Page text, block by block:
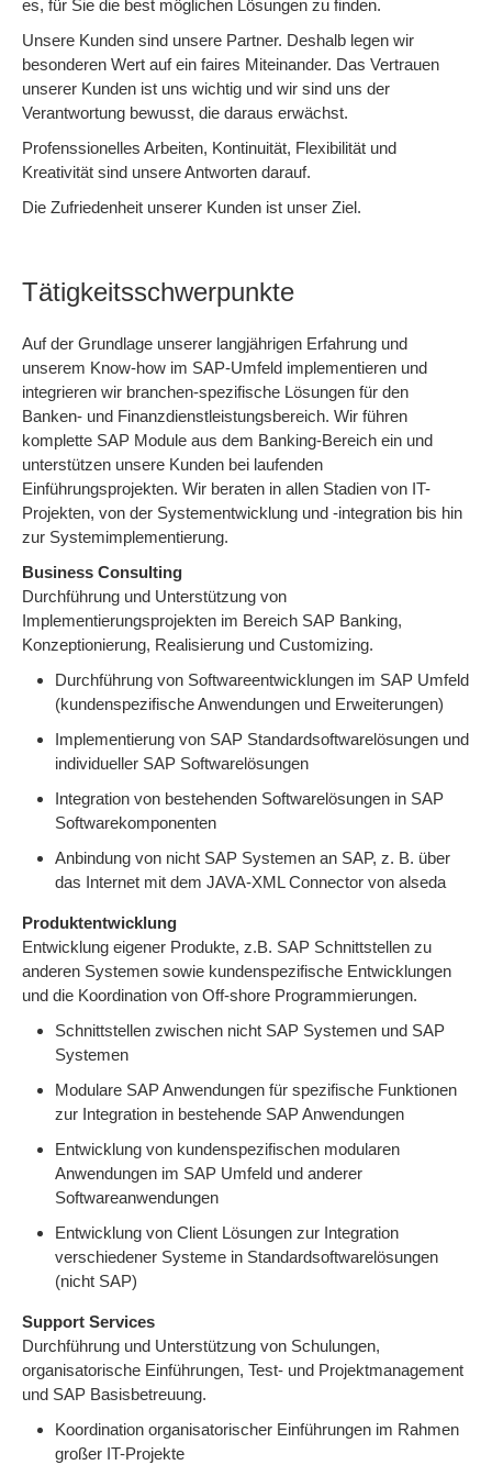
es, für Sie die best möglichen Lösungen zu finden.
Unsere Kunden sind unsere Partner. Deshalb legen wir
besonderen Wert auf ein faires Miteinander. Das Vertrauen
unserer Kunden ist uns wichtig und wir sind uns der
Verantwortung bewusst, die daraus erwächst.
Profenssionelles Arbeiten, Kontinuität, Flexibilität und
Kreativität sind unsere Antworten darauf.
Die Zufriedenheit unserer Kunden ist unser Ziel.
Tätigkeitsschwerpunkte
Auf der Grundlage unserer langjährigen Erfahrung und
unserem Know-how im SAP-Umfeld implementieren und
integrieren wir branchen-spezifische Lösungen für den
Banken- und Finanzdienstleistungsbereich. Wir führen
komplette SAP Module aus dem Banking-Bereich ein und
unterstützen unsere Kunden bei laufenden
Einführungsprojekten. Wir beraten in allen Stadien von IT-
Projekten, von der Systementwicklung und -integration bis hin
zur Systemimplementierung.
Business Consulting
Durchführung und Unterstützung von
Implementierungsprojekten im Bereich SAP Banking,
Konzeptionierung, Realisierung und Customizing.
Durchführung von Softwareentwicklungen im SAP Umfeld
(kundenspezifische Anwendungen und Erweiterungen)
Implementierung von SAP Standardsoftwarelösungen und
individueller SAP Softwarelösungen
Integration von bestehenden Softwarelösungen in SAP
Softwarekomponenten
Anbindung von nicht SAP Systemen an SAP, z. B. über
das Internet mit dem JAVA-XML Connector von alseda
Produktentwicklung
Entwicklung eigener Produkte, z.B. SAP Schnittstellen zu
anderen Systemen sowie kundenspezifische Entwicklungen
und die Koordination von Off-shore Programmierungen.
Schnittstellen zwischen nicht SAP Systemen und SAP
Systemen
Modulare SAP Anwendungen für spezifische Funktionen
zur Integration in bestehende SAP Anwendungen
Entwicklung von kundenspezifischen modularen
Anwendungen im SAP Umfeld und anderer
Softwareanwendungen
Entwicklung von Client Lösungen zur Integration
verschiedener Systeme in Standardsoftwarelösungen
(nicht SAP)
Support Services
Durchführung und Unterstützung von Schulungen,
organisatorische Einführungen, Test- und Projektmanagement
und SAP Basisbetreuung.
Koordination organisatorischer Einführungen im Rahmen
großer IT-Projekte